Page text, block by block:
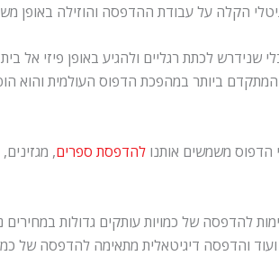
הקלה על עבודת ההדפסה והוזילה באופן
לכתת רגליים ולהגיע באופן פיזי אל
ביותר במהפכת הדפוס העולמית והוא
הדפוס משמשים אותנו להדפסת ספרים,
להדפסה של כמויות עותקים גדולות
והדפסה דיגיטאלית מתאימה להדפסה של